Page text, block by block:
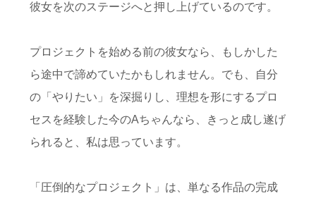
彼女を次のステージへと押し上げているのです。
プロジェクトを始める前の彼女なら、もしかした
ら途中で諦めていたかもしれません。でも、自分
の「やりたい」を深掘りし、理想を形にするプロ
セスを経験した今のAちゃんなら、きっと成し遂げ
られると、私は思っています。
「圧倒的なプロジェクト」は、単なる作品の完成